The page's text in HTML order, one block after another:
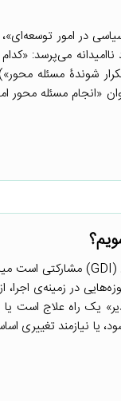
در امور
می‌پرسد:
شوندۀ مسئله
«انجام مسئله محور
در زمینه‌ی اجرا،
یک راه علاج است
نیازمند تغییری